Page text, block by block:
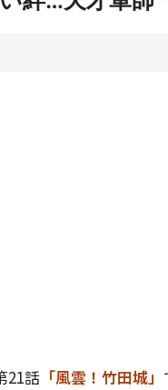
21話 「風雲！竹田城」